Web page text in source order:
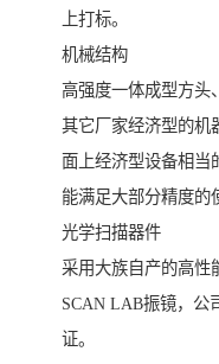
上打标。
机械结构
高强度一体成型方头
其它厂家经济型的机
面上经济型设备相当
能满足大部分精度的
光学扫描器件
采用大族自产的高性
SCAN LAB振镜，公
证。